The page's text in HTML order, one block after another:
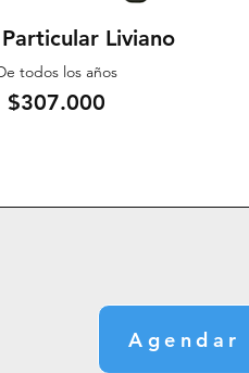
Liviano
todos los años
$307.000
Agendar